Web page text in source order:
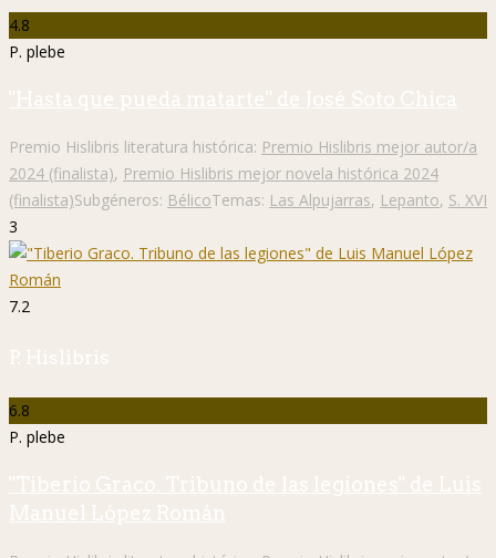
(finalista)Subgéneros:BélicoTemas:Las Alpujarras,Lepanto,S. XVI
3
7.2
P. Hislibris
6.8
P. plebe
"Tiberio Graco. Tribuno de las legiones" de Luis
Premio Hislibris literatura histórica:
2024 (finalista),Premio Hislibris mejor cubierta 2024
(finalista)Subgéneros:BiográficoTemas:República romana,Roma,
Tiberio Graco
4
6.7